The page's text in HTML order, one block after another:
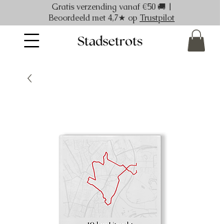
Gratis verzending vanaf €50 🚚 |
Beoordeeld met 4,7★ op Trustpilot